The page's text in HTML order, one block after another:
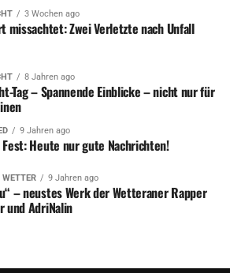
3 Wochen ago
missachtet: Zwei Verletzte nach Unfall
8 Jahren ago
Tag – Spannende Einblicke – nicht nur für
9 Jahren ago
Fest: Heute nur gute Nachrichten!
9 Jahren ago
– neustes Werk der Wetteraner Rapper
und AdriNalin